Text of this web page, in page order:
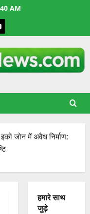
AM
इको जोन में अवैध निर्माण:
हमारे साथ
जुड़े